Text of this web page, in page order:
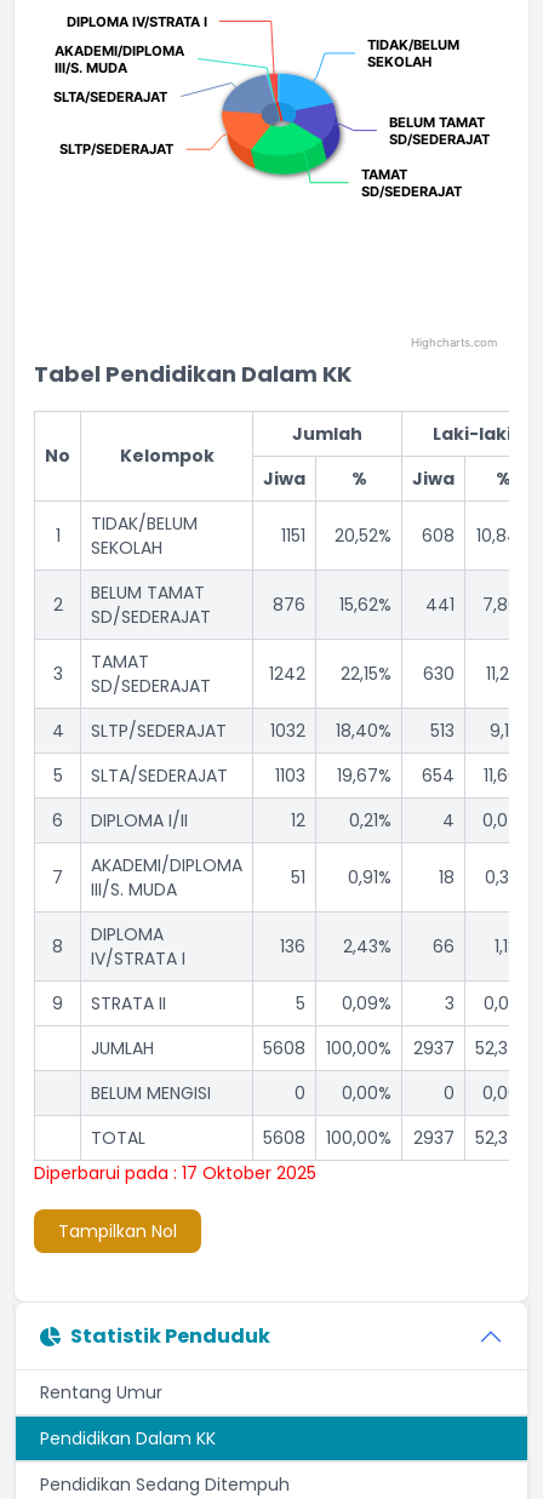
Statistik Penduduk
Rentang Umur
Pendidikan Dalam KK
Pendidikan Sedang Ditempuh
TIDAK/BELUM
SEKOLAH
TIDAK/BELUM
SEKOLAH
BELUM TAMAT
SD/SEDERAJAT
BELUM TAMAT
SD/SEDERAJAT
TAMAT
SD/SEDERAJAT
TAMAT
SD/SEDERAJAT
SLTP/SEDERAJAT
SLTP/SEDERAJAT
SLTA/SEDERAJAT
SLTA/SEDERAJAT
AKADEMI/DIPLOMA
III/S. MUDA
AKADEMI/DIPLOMA
III/S. MUDA
DIPLOMA IV/STRATA I
DIPLOMA IV/STRATA I
Highcharts.com
End of interactive chart.
Tabel Pendidikan Dalam KK
No Kelompok
Jumlah
Laki-laki
Jiwa
% Jiwa %
1
TIDAK/BELUM
SEKOLAH
1151 20,52% 608 10,84%
2
BELUM TAMAT
SD/SEDERAJAT
876 15,62% 441 7,86%
3
TAMAT
SD/SEDERAJAT
1242 22,15% 630 11,23%
4 SLTP/SEDERAJAT 1032 18,40% 513
9,15%
5
SLTA/SEDERAJAT 1103 19,67% 654
11,66%
6
DIPLOMA I/II 12 0,21% 4 0,07%
7
AKADEMI/DIPLOMA
III/S. MUDA
51 0,91% 18 0,32%
8
DIPLOMA
IV/STRATA I
136 2,43% 66 1,18%
9 STRATA II 5 0,09% 3
0,05%
JUMLAH
5608 100,00% 2937
52,37%
BELUM MENGISI
0 0,00% 0
0,00%
TOTAL
5608 100,00% 2937
52,37%
Diperbarui pada : 17 Oktober 2025
Tampilkan Nol